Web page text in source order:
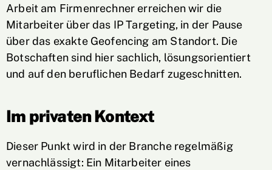
Arbeit am Firmenrechner erreichen wir die
Mitarbeiter über das IP Targeting, in der Pause
über das exakte Geofencing am Standort. Die
Botschaften sind hier sachlich, lösungsorientiert
und auf den beruflichen Bedarf zugeschnitten.
Im privaten Kontext
Dieser Punkt wird in der Branche regelmäßig
vernachlässigt: Ein Mitarbeiter eines